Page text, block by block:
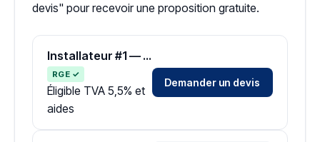
devis" pour recevoir une proposition gratuite.
Installateur #1 — Zone Loire-Atlantique
RGE ✓
Éligible TVA 5,5% et
aides
Demander un devis